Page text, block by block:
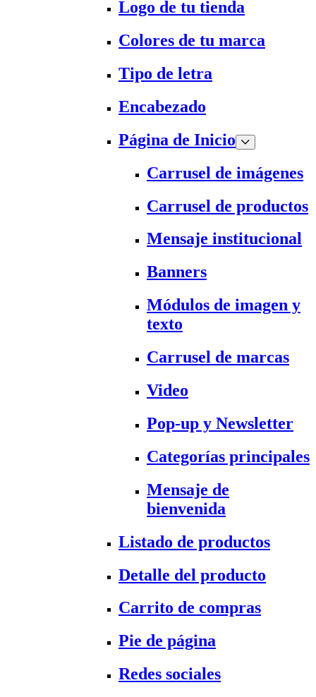
Logo de tu tienda
Colores de tu marca
Tipo de letra
Encabezado
Página de Inicio
Carrusel de imágenes
Carrusel de productos
Mensaje institucional
Banners
Módulos de imagen y
texto
Carrusel de marcas
Video
Pop-up y Newsletter
Categorías principales
Mensaje de
bienvenida
Listado de productos
Detalle del producto
Carrito de compras
Pie de página
Redes sociales